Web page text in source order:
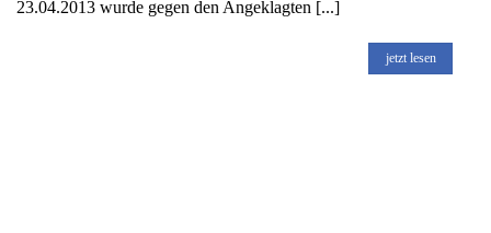
23.04.2013 wurde gegen den Angeklagten [...]
jetzt lesen